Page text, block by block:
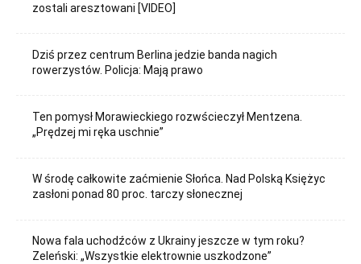
zostali aresztowani [VIDEO]
Dziś przez centrum Berlina jedzie banda nagich
rowerzystów. Policja: Mają prawo
Ten pomysł Morawieckiego rozwścieczył Mentzena.
„Prędzej mi ręka uschnie”
W środę całkowite zaćmienie Słońca. Nad Polską Księżyc
zasłoni ponad 80 proc. tarczy słonecznej
Nowa fala uchodźców z Ukrainy jeszcze w tym roku?
Zeleński: „Wszystkie elektrownie uszkodzone”